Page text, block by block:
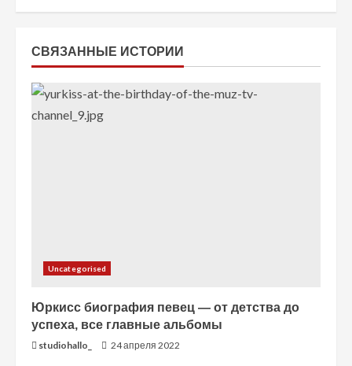
е
н
СВЯЗАННЫЕ ИСТОРИИ
Uncategorised
Юркисс биография певец — от детства до
успеха, все главные альбомы
studiohallo_ 24 апреля 2022